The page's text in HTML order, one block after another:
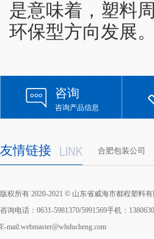
是意味着，塑料
环保型方向发展。
咨询
咨询产品信息
友情链接 合肥包装公司
版权所有 2020-2021 © 山东省威海市都程塑料
咨询电话：0631-5981370/5991569手机：
E-mail:webmaster@whducheng.com